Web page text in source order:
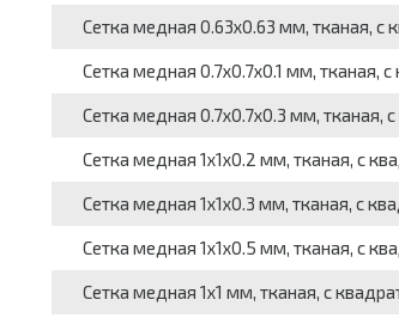
Сетка медная 0.63x0.63 мм, тканая, с
Сетка медная 0.7x0.7x0.1 мм, тканая, с
Сетка медная 0.7x0.7x0.3 мм, тканая, с
Сетка медная 1x1x0.2 мм, тканая, с
Сетка медная 1x1x0.3 мм, тканая, с
Сетка медная 1x1x0.5 мм, тканая, с
Сетка медная 1x1 мм, тканая, с